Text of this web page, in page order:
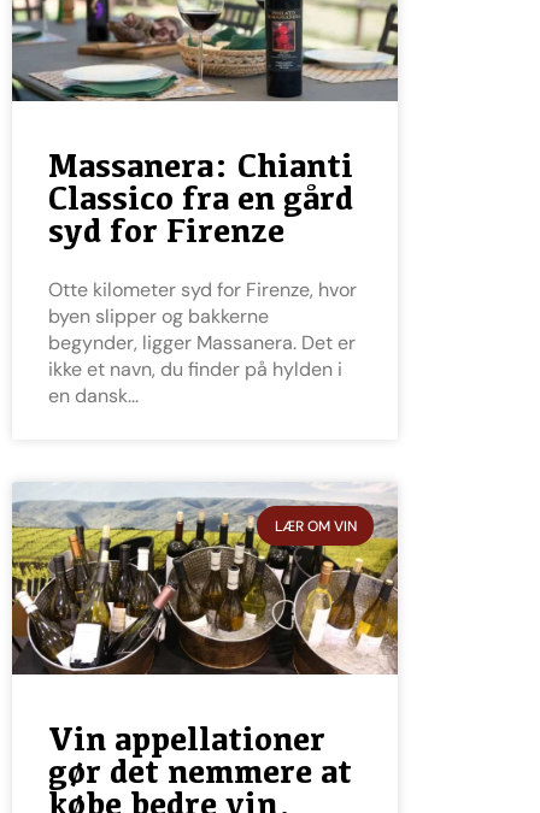
Massanera: Chianti
Classico fra en gård
syd for Firenze
Otte kilometer syd for Firenze, hvor
byen slipper og bakkerne
begynder, ligger Massanera. Det er
ikke et navn, du finder på hylden i
en dansk
LÆR OM VIN
Vin appellationer
gør det nemmere at
købe bedre vin,